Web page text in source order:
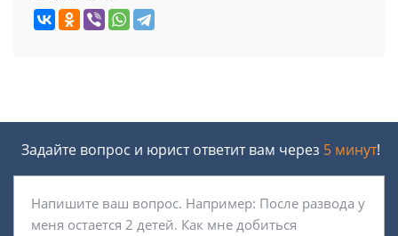
Задайте вопрос и юрист ответит вам через 5 минут!